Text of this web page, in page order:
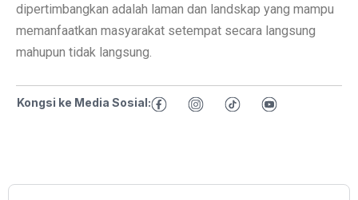
dipertimbangkan adalah laman dan landskap yang mampu
memanfaatkan masyarakat setempat secara langsung
mahupun tidak langsung.
Kongsi ke Media Sosial: